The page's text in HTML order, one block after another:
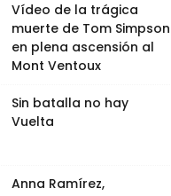
Vídeo de la trágica
muerte de Tom Simpson
en plena ascensión al
Mont Ventoux
Sin batalla no hay
Vuelta
Anna Ramírez,